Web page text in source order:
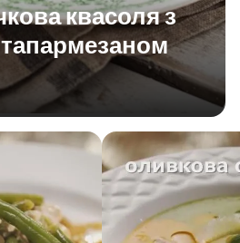
квасоля з